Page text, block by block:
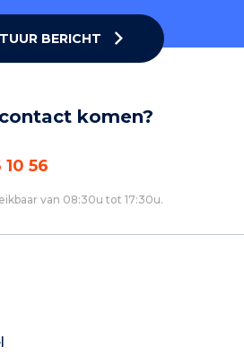
BERICHT
komen?
10 56
van 08:30u tot 17:30u.